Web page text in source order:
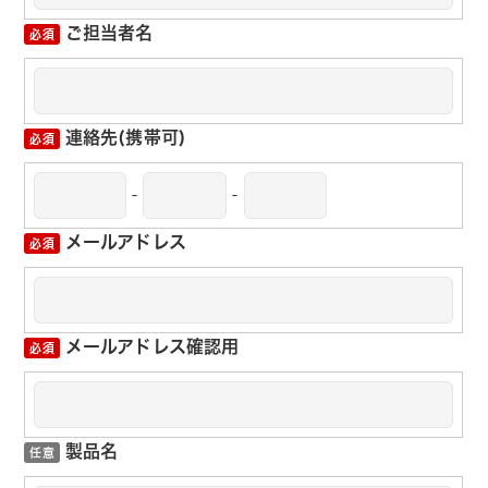
ご担当者名
連絡先(携帯可)
- -
メールアドレス
メールアドレス確認用
製品名